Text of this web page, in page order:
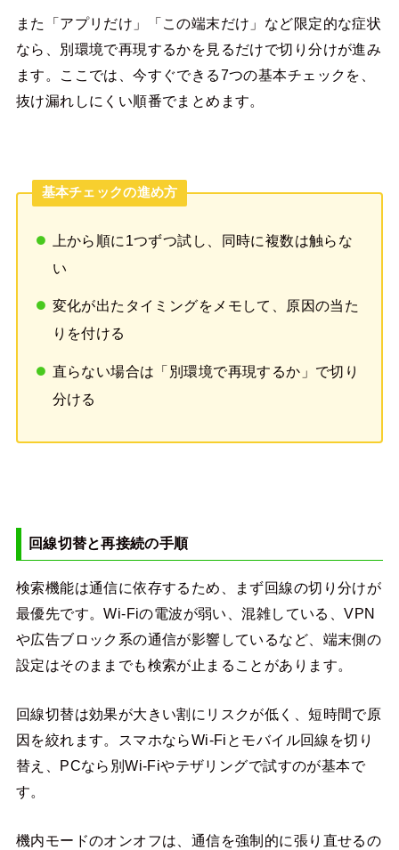
また「アプリだけ」「この端末だけ」など限定的な症状
なら、別環境で再現するかを見るだけで切り分けが進み
ます。ここでは、今すぐできる7つの基本チェックを、
抜け漏れしにくい順番でまとめます。
基本チェックの進め方
上から順に1つずつ試し、同時に複数は触らな
い
変化が出たタイミングをメモして、原因の当た
りを付ける
直らない場合は「別環境で再現するか」で切り
分ける
回線切替と再接続の手順
検索機能は通信に依存するため、まず回線の切り分けが
最優先です。Wi-Fiの電波が弱い、混雑している、VPN
や広告ブロック系の通信が影響しているなど、端末側の
設定はそのままでも検索が止まることがあります。
回線切替は効果が大きい割にリスクが低く、短時間で原
因を絞れます。スマホならWi-Fiとモバイル回線を切り
替え、PCなら別Wi-Fiやテザリングで試すのが基本で
す。
機内モードのオンオフは、通信を強制的に張り直せるの